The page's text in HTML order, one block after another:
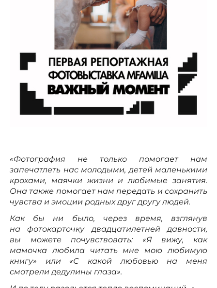
«Фотография не только помогает нам
запечатлеть нас молодыми, детей маленькими
крохами, маячки жизни и любимые занятия.
Она также помогает нам передать и сохранить
чувства и эмоции родных друг другу людей.
Как бы ни было, через время, взглянув
на фотокарточку двадцатилетней давности,
вы можете почувствовать: «Я вижу, как
мамочка любила читать мне мою любимую
книгу» или «С какой любовью на меня
смотрели дедулины глаза».